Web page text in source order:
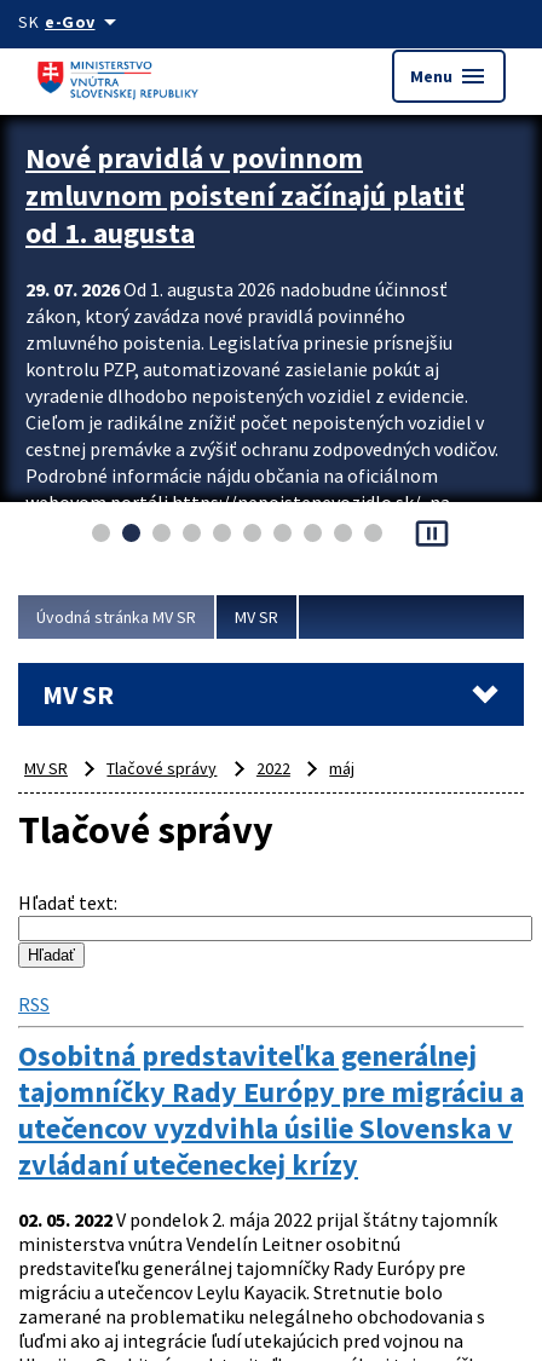
Preskocit na hlavný obsah
SK e-Govarrow_drop_down
Menu menu
Zastavit automatický posun upútavok
Nové pravidlá v povinnom
zmluvnom poistení začínajú platiť
od 1. augusta
29. 07. 2026Od 1. augusta 2026 nadobudne účinnosť
zákon, ktorý zavádza nové pravidlá povinného
zmluvného poistenia. Legislatíva prinesie prísnejšiu
kontrolu PZP, automatizované zasielanie pokút aj
vyradenie dlhodobo nepoistených vozidiel z evidencie.
Cieľom je radikálne znížiť počet nepoistených vozidiel v
cestnej premávke a zvýšiť ochranu zodpovedných vodičov.
Podrobné informácie nájdu občania na oficiálnom
webovom portáli https://nepoistenevozidlo.sk/, na
ktorom od augusta pribudne aj možnosť overiť si...
pause_presentation
Úvodná stránka MV SR MV SR
MV SR
MV SR Tlačové správy 2022 máj
Tlačové správy
Hľadať text:
RSS
Osobitná predstaviteľka generálnej
tajomníčky Rady Európy pre migráciu a
utečencov vyzdvihla úsilie Slovenska v
zvládaní utečeneckej krízy
02. 05. 2022V pondelok 2. mája 2022 prijal štátny tajomník
ministerstva vnútra Vendelín Leitner osobitnú
predstaviteľku generálnej tajomníčky Rady Európy pre
migráciu a utečencov Leylu Kayacik. Stretnutie bolo
zamerané na problematiku nelegálneho obchodovania s
ľuďmi ako aj integrácie ľudí utekajúcich pred vojnou na